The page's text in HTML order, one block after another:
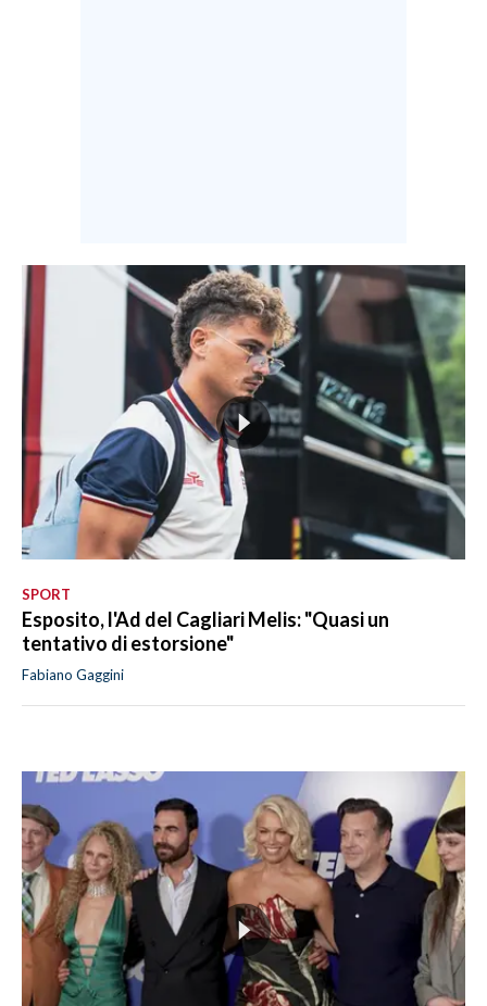
SPORT
Esposito, l'Ad del Cagliari Melis: "Quasi un
tentativo di estorsione"
Fabiano Gaggini